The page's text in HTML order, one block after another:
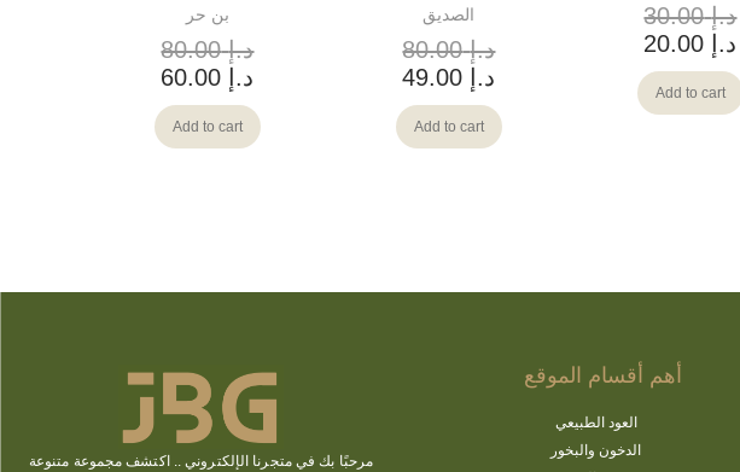
بن حر
د.إ80.00
د.إ
Add to cart
الصديق
د.إ80.00
د.إ
Add to cart
د.إ30.00
د.إ
Add to cart
مرحبًا بك في متجرنا الإلكتروني .. اكتشفمجموعة متنوعة
أهم أقسام الموقع
العود الطبيعي
الدخون والبخور